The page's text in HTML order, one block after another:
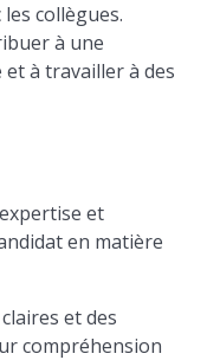
collègues.
à une
à travailler à des
et
en matière
et des
compréhension